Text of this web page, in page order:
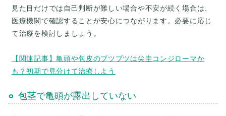
見た目だけでは自己判断が難しい場合や不安が続く場合は、
医療機関で確認することが安心につながります。必要に応じ
て治療を検討しましょう。
【関連記事】亀頭や包皮のブツブツは尖圭コンジローマか
も？初期で見分けて治療しよう
包茎で亀頭が露出していない